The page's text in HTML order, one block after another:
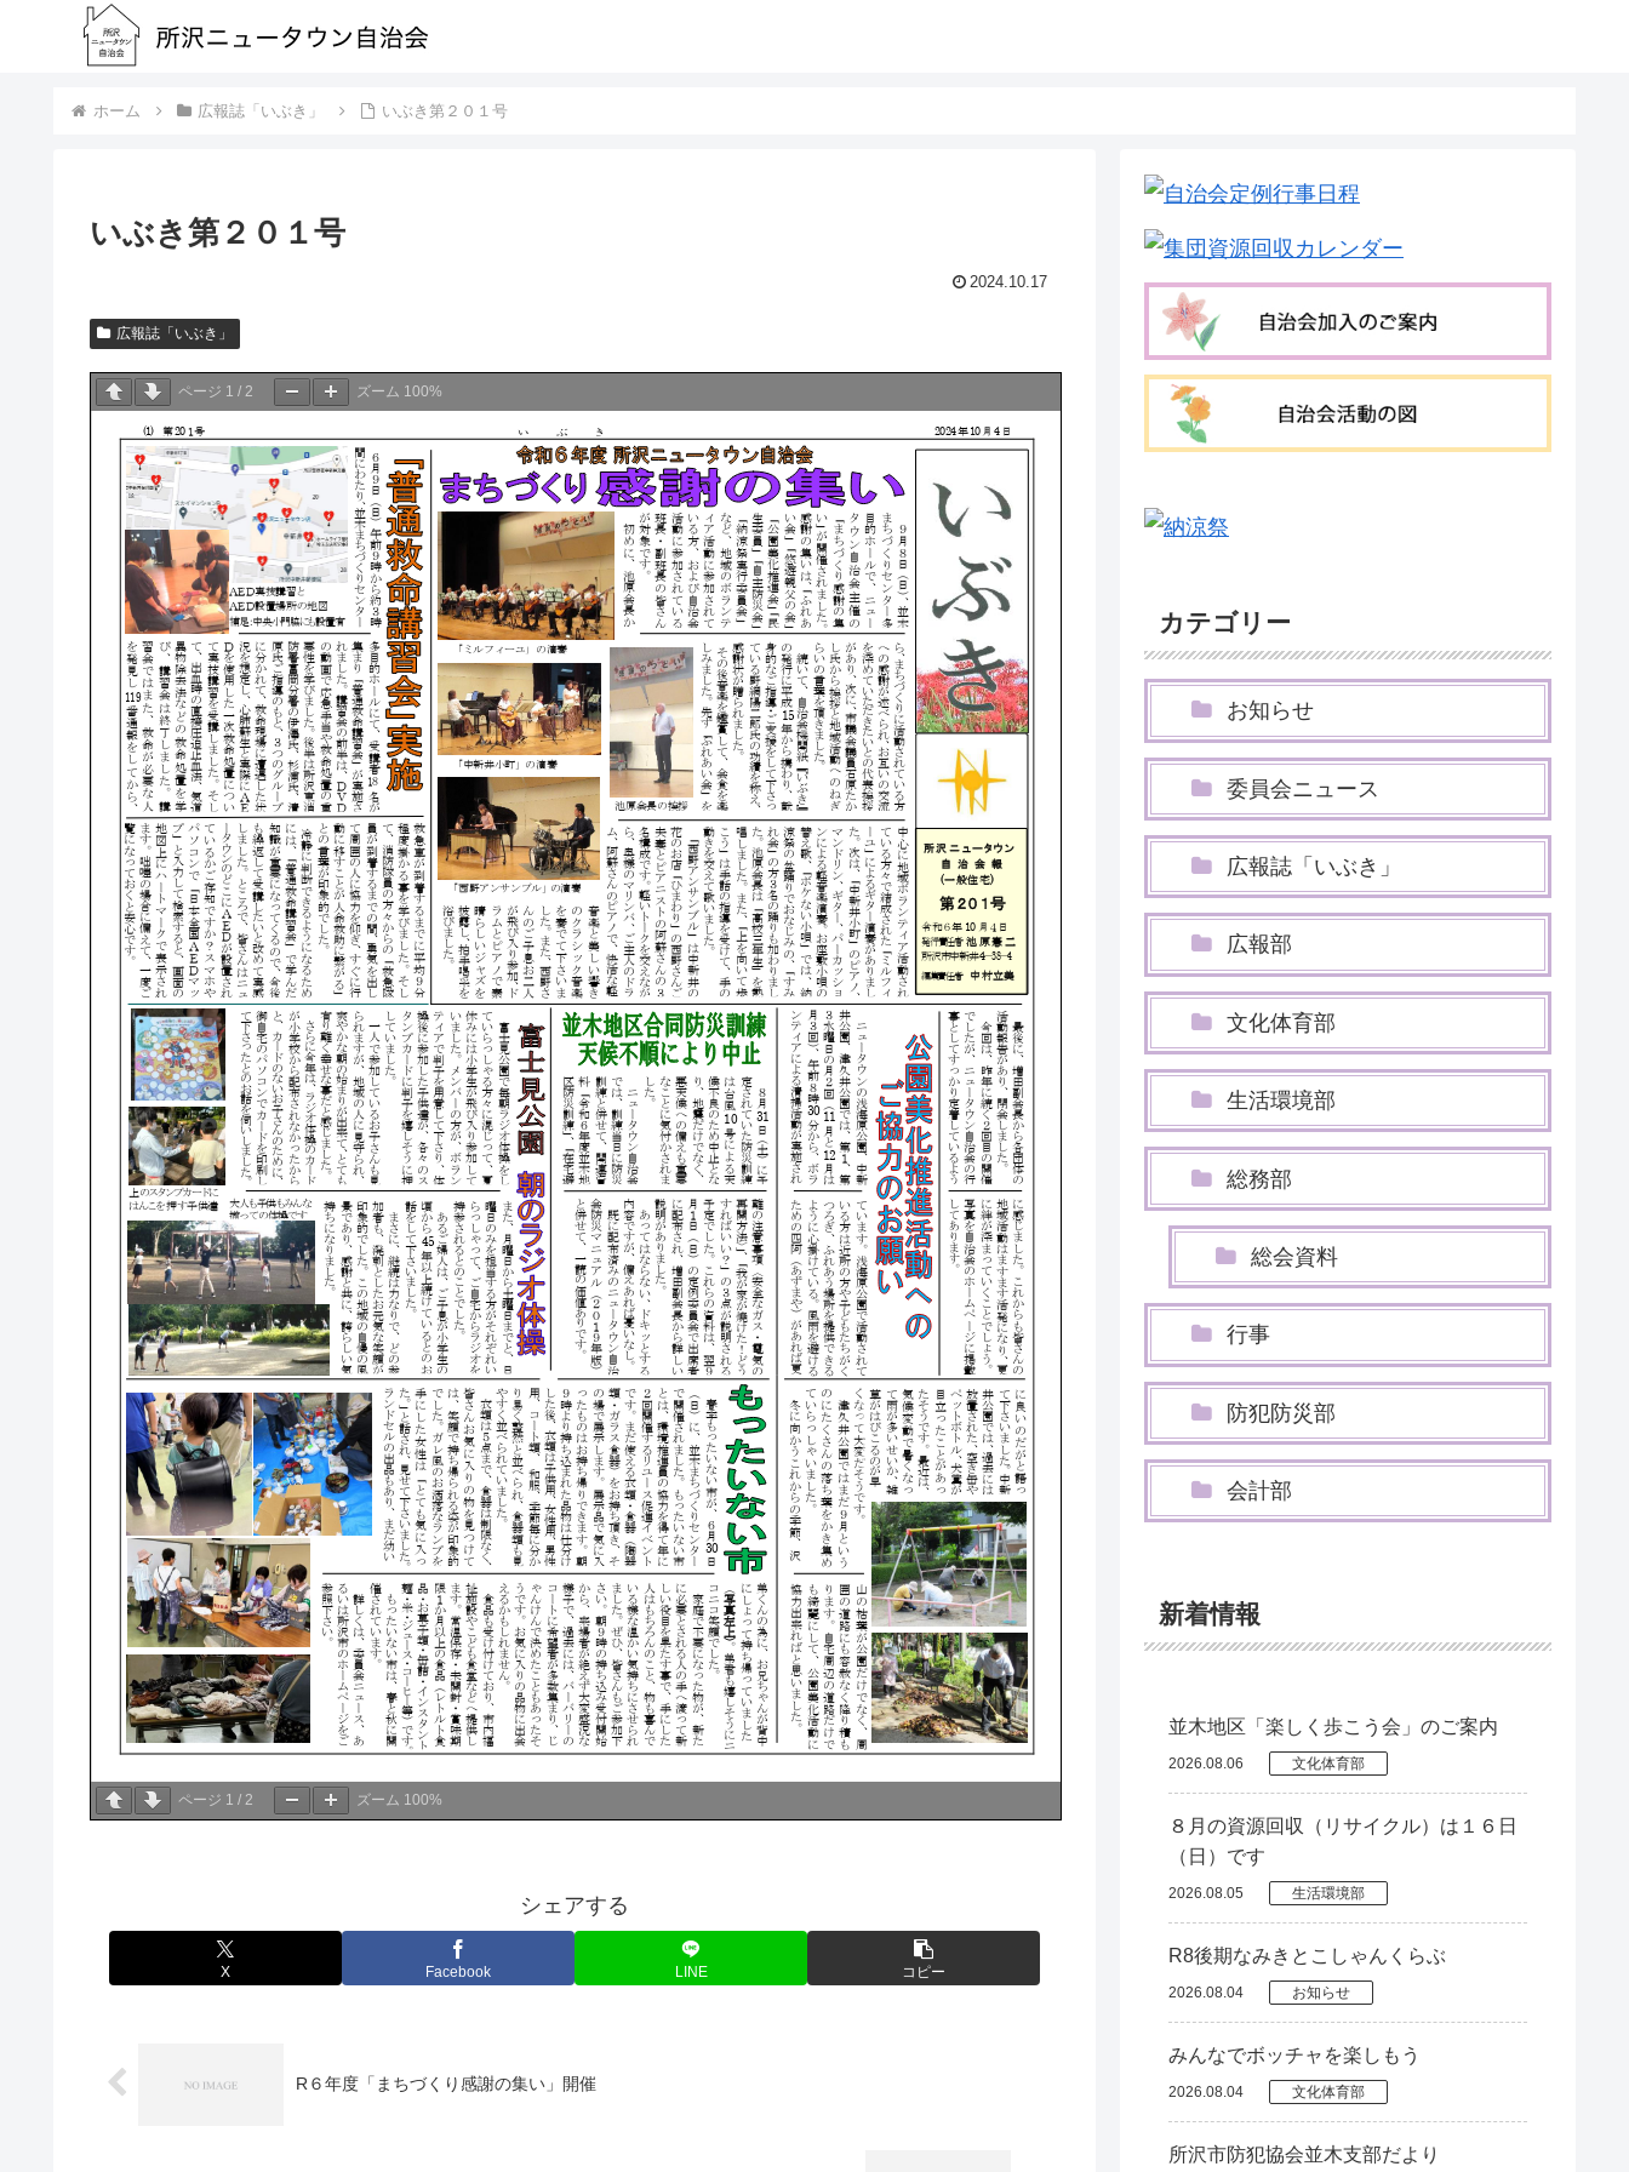
ホーム 広報誌「いぶき」 いぶき第２０１号
いぶき第２０１号
2024.10.17
広報誌「いぶき」
ページ 1 / 2 ズーム 100%
ページ 1 / 2 ズーム 100%
シェアする
X Facebook LINE コピー
R６年度「まちづくり感謝の集い」開催
カテゴリー
お知らせ
委員会ニュース
広報誌「いぶき」
広報部
文化体育部
生活環境部
総務部
総会資料
行事
防犯防災部
会計部
新着情報
並木地区「楽しく歩こう会」のご案内
2026.08.06 文化体育部
８月の資源回収（リサイクル）は１６日
（日）です
2026.08.05 生活環境部
R8後期なみきとこしゃんくらぶ
2026.08.04 お知らせ
みんなでボッチャを楽しもう
2026.08.04 文化体育部
所沢市防犯協会並木支部だより